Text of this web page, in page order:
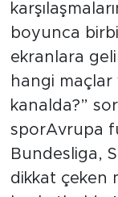
boyunca
ekranlara
hangi maçlar
kanalda?”
sporAvrupa
Bundesliga,
dikkat çeken